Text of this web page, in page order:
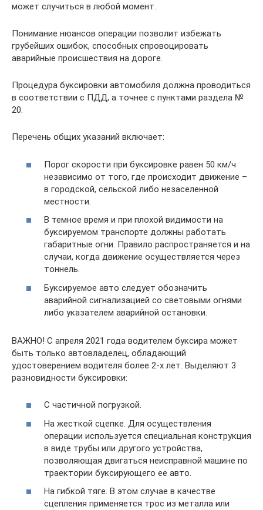
может случиться в любой момент.
Понимание нюансов операции позволит избежать
грубейших ошибок, способных спровоцировать
аварийные происшествия на дороге.
Процедура буксировки автомобиля должна проводиться
в соответствии с ПДД, а точнее с пунктами раздела №
20.
Перечень общих указаний включает:
Порог скорости при буксировке равен 50 км/ч
независимо от того, где происходит движение –
в городской, сельской либо незаселенной
местности.
В темное время и при плохой видимости на
буксируемом транспорте должны работать
габаритные огни. Правило распространяется и на
случаи, когда движение осуществляется через
тоннель.
Буксируемое авто следует обозначить
аварийной сигнализацией со световыми огнями
либо указателем аварийной остановки.
ВАЖНО! С апреля 2021 года водителем буксира может
быть только автовладелец, обладающий
удостоверением водителя более 2-х лет. Выделяют 3
разновидности буксировки:
С частичной погрузкой.
На жесткой сцепке. Для осуществления
операции используется специальная конструкция
в виде трубы или другого устройства,
позволяющая двигаться неисправной машине по
траектории буксирующего ее авто.
На гибкой тяге. В этом случае в качестве
сцепления применяется трос из металла или